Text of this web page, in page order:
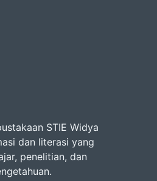
STIE Widya
dan literasi yang
penelitian, dan